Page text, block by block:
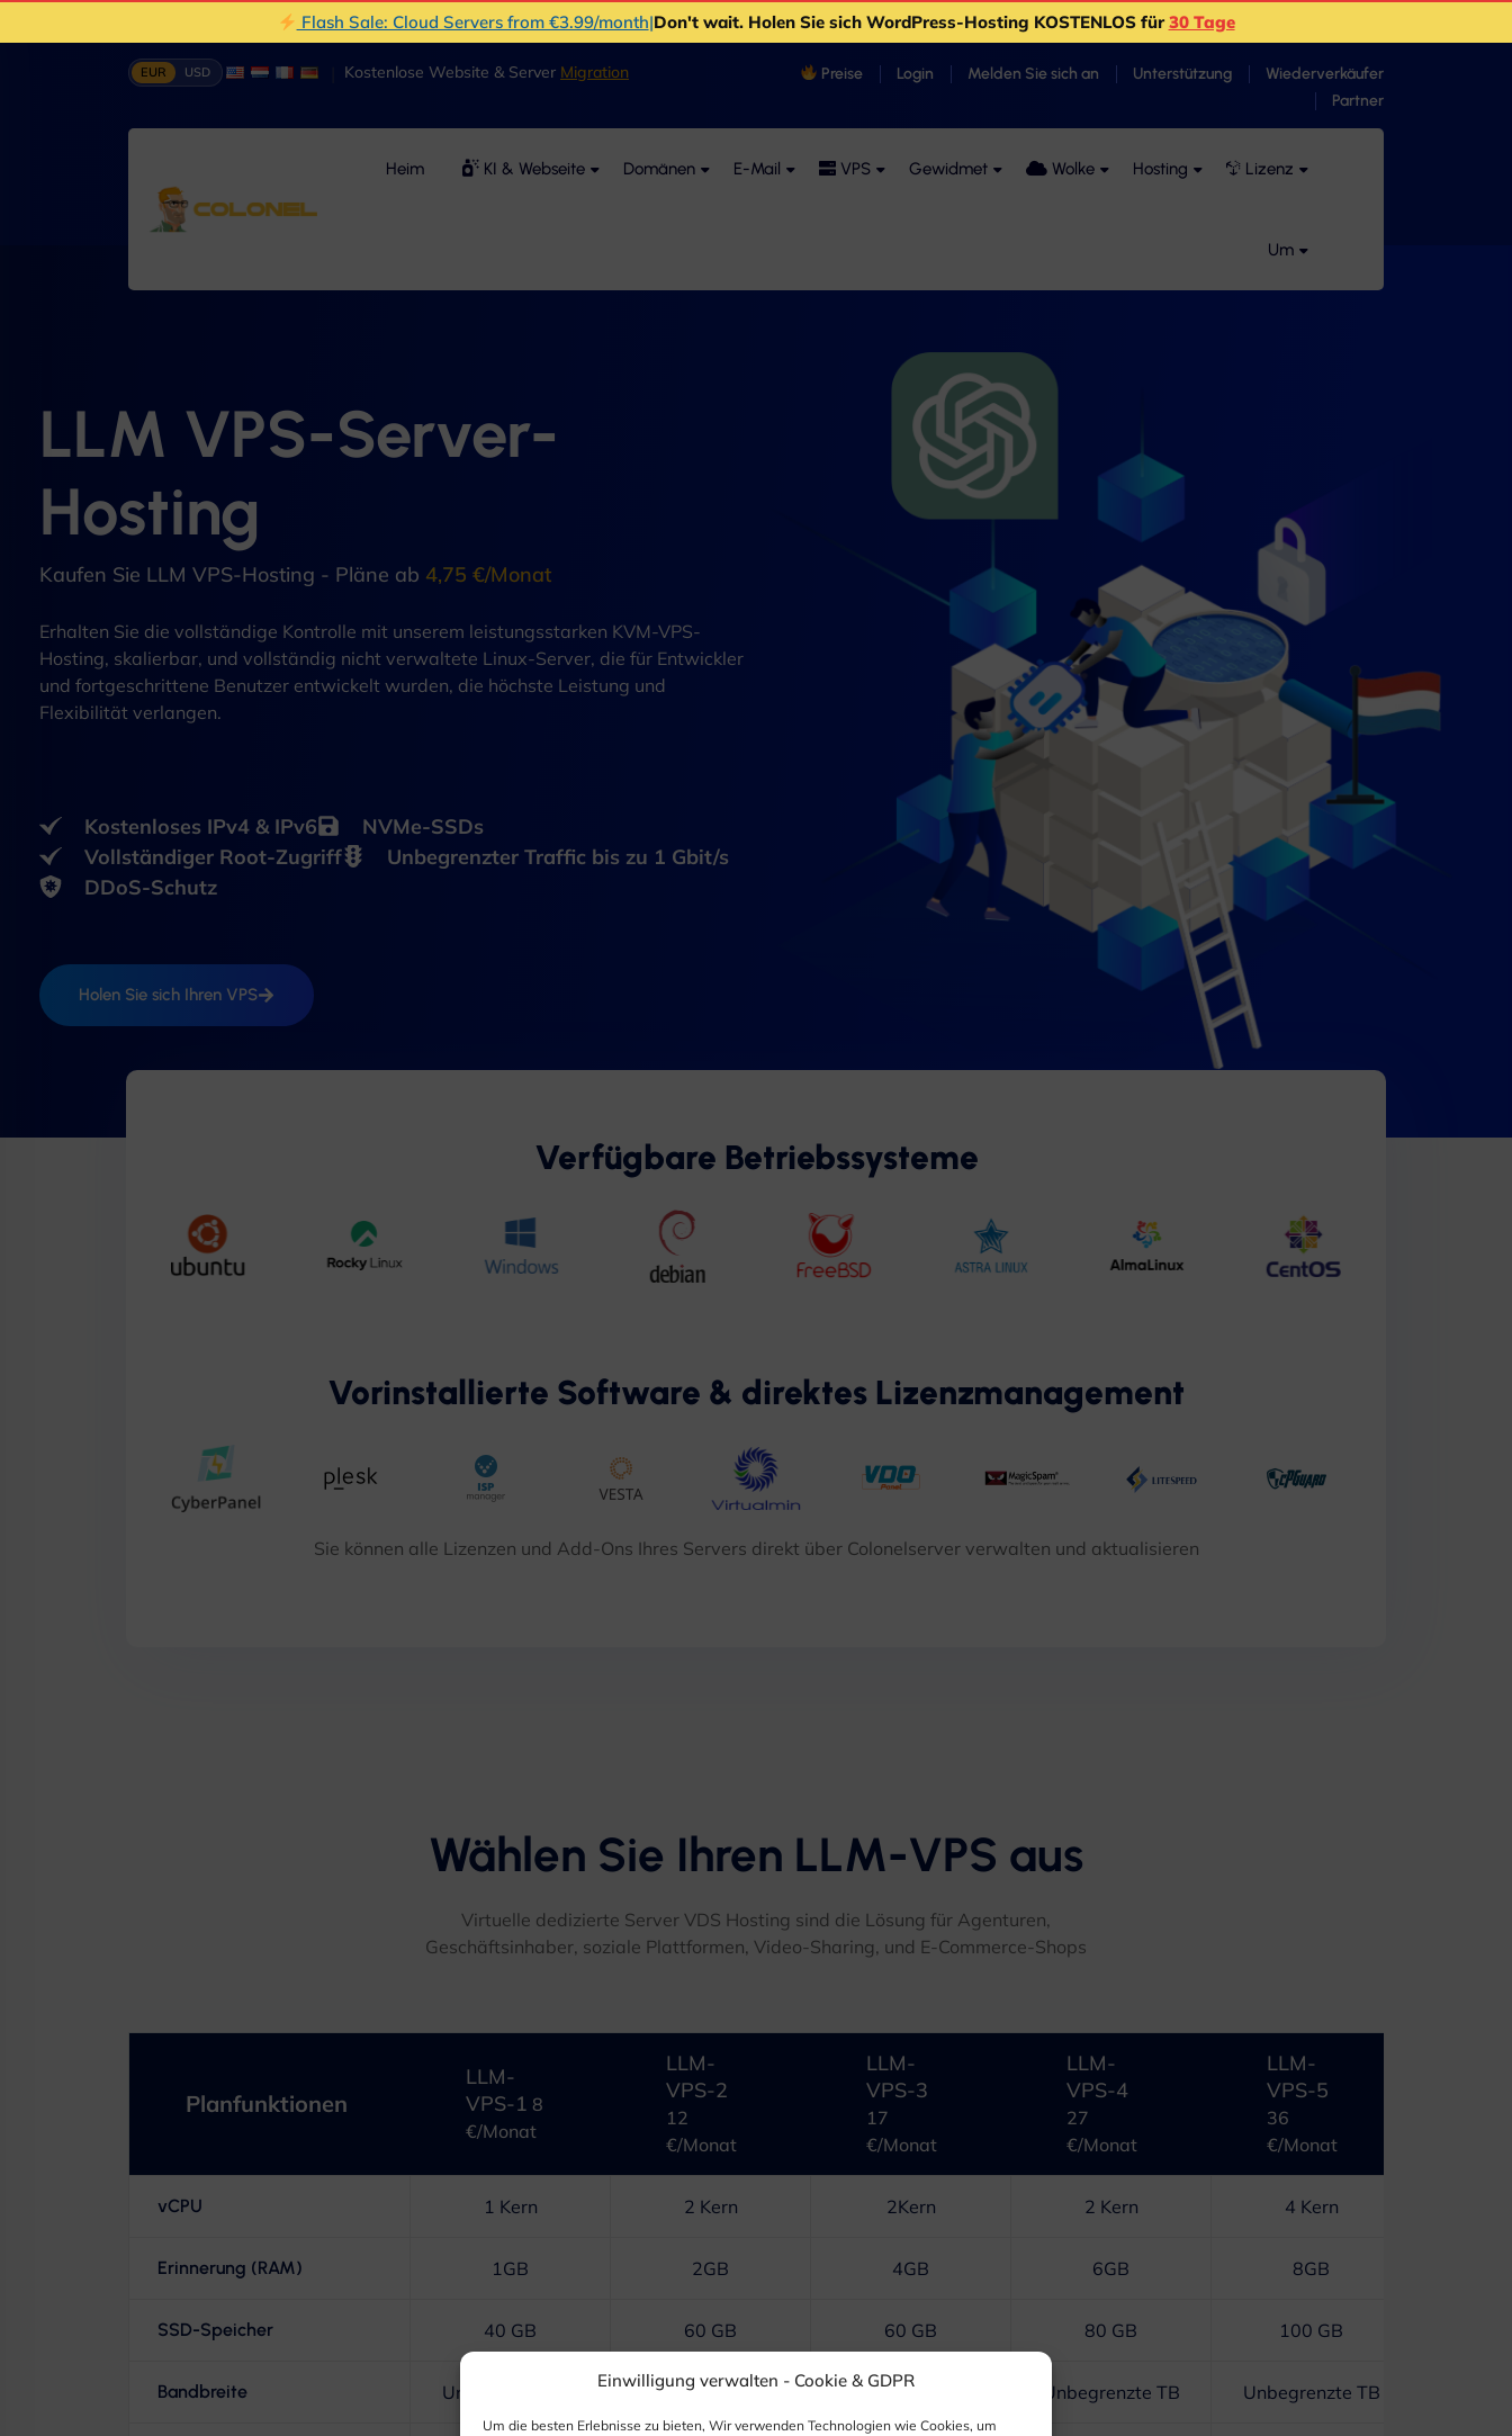
Einwilligung verwalten - Cookie & GDPR
Um die besten Erlebnisse zu bieten, Wir verwenden Technologien wie Cookies, um
Flash Sale: Cloud Servers from €3.99/month|Don't wait. Holen Sie sich WordPress-Hosting KOSTENLOS für30 Tage
EUR USD Kostenlose Website & Server Migration Preise Login Melden Sie sich an Unterstützung
Wiederverkäufer
Partner
Heim KI & Webseite Domänen E-Mail VPS Gewidmet Wolke Hosting Lizenz
Um
LLM VPS-Server-
Hosting
Kaufen Sie LLM VPS-Hosting - Pläne ab 4,75 €/Monat
Erhalten Sie die vollständige Kontrolle mit unserem leistungsstarken KVM-VPS-
Hosting, skalierbar, und vollständig nicht verwaltete Linux-Server, die für Entwickler
und fortgeschrittene Benutzer entwickelt wurden, die höchste Leistung und
Flexibilität verlangen.
Kostenloses IPv4 & IPv6
NVMe-SSDs
Vollständiger Root-Zugriff
Unbegrenzter Traffic bis zu 1 Gbit/s
DDoS-Schutz
Holen Sie sich Ihren VPS
Verfügbare Betriebssysteme
Vorinstallierte Software & direktes Lizenzmanagement
Sie können alle Lizenzen und Add-Ons Ihres Servers direkt über Colonelserver verwalten und aktualisieren
Wählen Sie Ihren LLM-VPS aus
Virtuelle dedizierte Server VDS Hosting sind die Lösung für Agenturen,
Geschäftsinhaber, soziale Plattformen, Video-Sharing, und E-Commerce-Shops
Planfunktionen
LLM-
VPS-1 8
€/Monat
LLM-
VPS-2
12
€/Monat
LLM-
VPS-3
17
€/Monat
LLM-
VPS-4
27
€/Monat
LLM-
VPS-5
36
€/Monat
vCPU 1 Kern 2 Kern 2Kern 2 Kern 4 Kern
Erinnerung (RAM) 1GB 2GB 4GB 6GB 8GB
SSD-Speicher 40 GB 60 GB 60 GB 80 GB 100 GB
Bandbreite Unbegrenzte TB Unbegrenzte TB Unbegrenzte TB Unbegrenzte TB Unbegrenzte TB